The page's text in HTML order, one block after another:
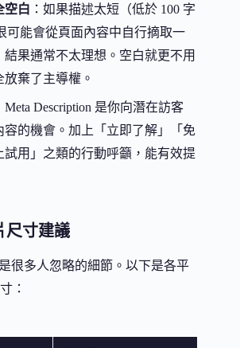
空白 ：如果描述太短（低於 100 字
可能會從頁面內容中自行摘取一
果通常不太理想。空白就更不用
棄了主導權。
Meta Description 是你向潛在訪客
容的機會。加上「立即了解」「免
試用」之類的行動呼籲，能有效提
尺寸建議
很多人忽略的細節。以下是各平
：